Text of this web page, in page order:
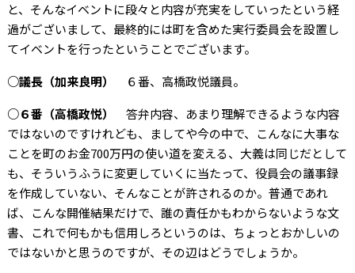
と、そんなイベントに段々と内容が充実をしていったという経
過がございまして、最終的には町を含めた実行委員会を設置し
てイベントを行ったということでございます。
○議長（加来良明）
６番、高橋政悦議員。
○６番（高橋政悦） 答弁内容、あまり理解できるような内容
ではないのですけれども、ましてや今の中で、こんなに大事な
ことを町のお金700万円の使い道を変える、大義は同じだとして
も、そういうふうに変更していくに当たって、役員会の議事録
を作成していない、そんなことが許されるのか。普通であれ
ば、こんな開催結果だけで、誰の責任かもわからないような文
書、これで何もかも信用しろというのは、ちょっとおかしいの
ではないかと思うのですが、その辺はどうでしょうか。